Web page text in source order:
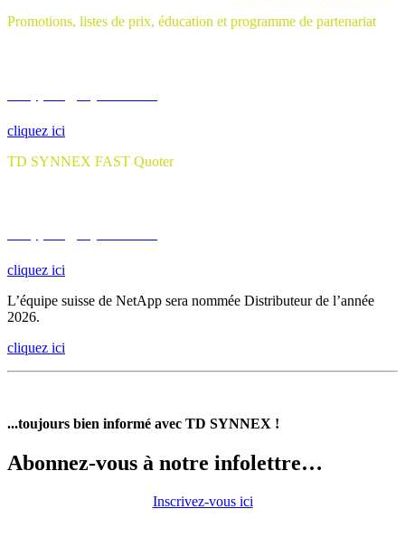
Promotions, listes de prix, éducation et programme de partenariat
cliquez ici
TD SYNNEX FAST Quoter
cliquez ici
L’équipe suisse de NetApp sera nommée Distributeur de l’année
2026.
cliquez ici
...toujours bien informé avec TD SYNNEX !
Abonnez-vous à notre infolettre…
Inscrivez-vous ici